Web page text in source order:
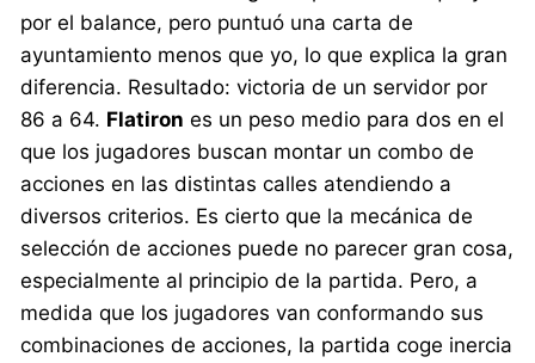
por el balance, pero puntuó una carta de
ayuntamiento menos que yo, lo que explica la gran
diferencia. Resultado: victoria de un servidor por
86 a 64. Flatiron es un peso medio para dos en el
que los jugadores buscan montar un combo de
acciones en las distintas calles atendiendo a
diversos criterios. Es cierto que la mecánica de
selección de acciones puede no parecer gran cosa,
especialmente al principio de la partida. Pero, a
medida que los jugadores van conformando sus
combinaciones de acciones, la partida coge inercia